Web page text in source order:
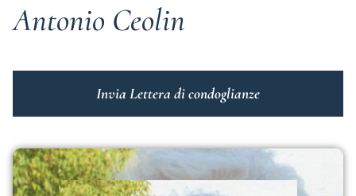
Antonio Ceolin
Invia Lettera di condoglianze